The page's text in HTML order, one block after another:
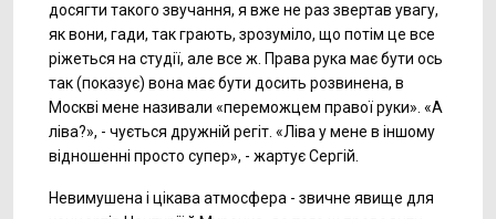
досягти такого звучання, я вже не раз звертав увагу,
як вони, гади, так грають, зрозуміло, що потім це все
ріжеться на студії, але все ж. Права рука має бути ось
так (показує) вона має бути досить розвинена, в
Москві мене називали «переможцем правої руки». «А
ліва?», - чується дружній регіт. «Ліва у мене в іншому
відношенні просто супер», - жартує Сергій.
Невимушена і цікава атмосфера - звичне явище для